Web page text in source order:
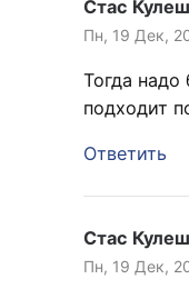
Стас Кулеш
Пн, 19 Дек,
Тогда
подходит
Ответить
Стас Кулеш
Пн, 19 Дек,